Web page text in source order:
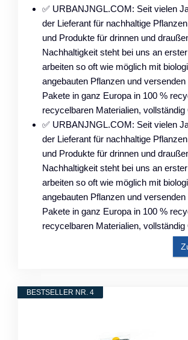
✅ URBANJNGL.COM: Seit vielen
der Lieferant für nachhaltige
und Produkte für drinnen und
Nachhaltigkeit steht bei uns an
arbeiten so oft wie möglich mit
angebauten Pflanzen und versenden
Pakete in ganz Europa in 100 %
recycelbaren Materialien, vollständig
✅ URBANJNGL.COM: Seit vielen
der Lieferant für nachhaltige
und Produkte für drinnen und
Nachhaltigkeit steht bei uns an
arbeiten so oft wie möglich mit
angebauten Pflanzen und versenden
Pakete in ganz Europa in 100 %
recycelbaren Materialien, vollständig
BESTSELLER NR. 4